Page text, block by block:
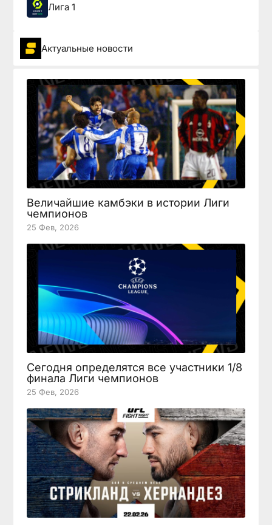
Лига 1
Актуальные новости
Величайшие камбэки в истории Лиги
чемпионов
25 Фев, 2026
Сегодня определятся все участники 1/8
финала Лиги чемпионов
25 Фев, 2026